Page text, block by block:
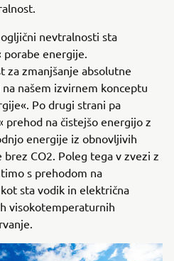
nevtralnosti sta
porabe energije.
za zmanjšanje absolutne
našem izvirnem konceptu
Po drugi strani pa
prehod na čistejšo energijo z
energije iz obnovljivih
CO2. Poleg tega v zvezi z
s prehodom na
sta vodik in električna
visokotemperaturnih